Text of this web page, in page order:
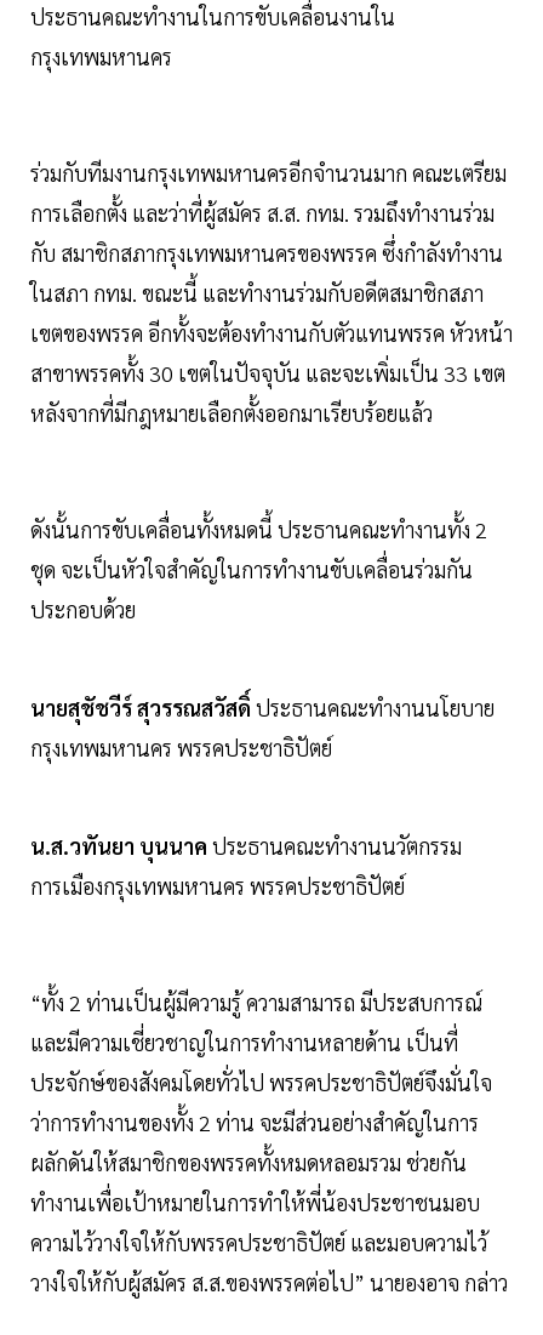
ประธานคณะทำงานในการขับเคลื่อนงานใน
กรุงเทพมหานคร
ร่วมกับทีมงานกรุงเทพมหานครอีกจำนวนมาก คณะเตรียม
การเลือกตั้ง และว่าที่ผู้สมัคร ส.ส. กทม. รวมถึงทำงานร่วม
กับ สมาชิกสภากรุงเทพมหานครของพรรค ซึ่งกำลังทำงาน
ในสภา กทม. ขณะนี้ และทำงานร่วมกับอดีตสมาชิกสภา
เขตของพรรค อีกทั้งจะต้องทำงานกับตัวแทนพรรค หัวหน้า
สาขาพรรคทั้ง 30 เขตในปัจจุบัน และจะเพิ่มเป็น 33 เขต
หลังจากที่มีกฎหมายเลือกตั้งออกมาเรียบร้อยแล้ว
ดังนั้นการขับเคลื่อนทั้งหมดนี้ ประธานคณะทำงานทั้ง 2
ชุด จะเป็นหัวใจสำคัญในการทำงานขับเคลื่อนร่วมกัน
ประกอบด้วย
นายสุชัชวีร์ สุวรรณสวัสดิ์ ประธานคณะทำงานนโยบาย
กรุงเทพมหานคร พรรคประชาธิปัตย์
น.ส.วทันยา บุนนาค ประธานคณะทำงานนวัตกรรม
การเมืองกรุงเทพมหานคร พรรคประชาธิปัตย์
“ทั้ง 2 ท่านเป็นผู้มีความรู้ ความสามารถ มีประสบการณ์
และมีความเชี่ยวชาญในการทำงานหลายด้าน เป็นที่
ประจักษ์ของสังคมโดยทั่วไป พรรคประชาธิปัตย์จึงมั่นใจ
ว่าการทำงานของทั้ง 2 ท่าน จะมีส่วนอย่างสำคัญในการ
ผลักดันให้สมาชิกของพรรคทั้งหมดหลอมรวม ช่วยกัน
ทำงานเพื่อเป้าหมายในการทำให้พี่น้องประชาชนมอบ
ความไว้วางใจให้กับพรรคประชาธิปัตย์ และมอบความไว้
วางใจให้กับผู้สมัคร ส.ส.ของพรรคต่อไป” นายองอาจ กล่าว